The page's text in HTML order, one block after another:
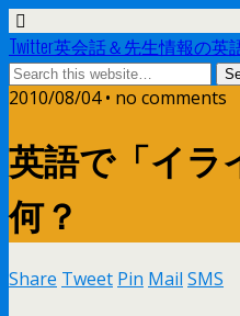
Twitter英会話＆先生情報の英
2010/08/04 • no comments
英語で「イラ
何？
Share Tweet Pin Mail SMS